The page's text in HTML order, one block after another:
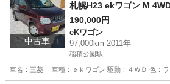
中古車
札幌H23 ekワゴン M
190,000円
eKワゴン
97,000km 2011年
稲積公園駅
車名：三菱 車種：ｅｋワゴン 駆動：４ＷＤ 色：